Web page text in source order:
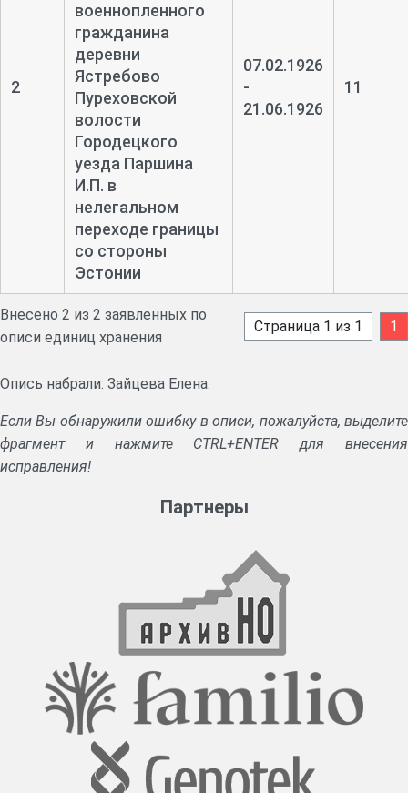
2
военнопленного
гражданина
деревни
Ястребово
Пуреховской
волости
Городецкого
уезда Паршина
И.П. в
нелегальном
переходе границы
со стороны
Эстонии
07.02.1926
-
21.06.1926
11
Внесено 2 из 2 заявленных по
описи единиц хранения
Страница 1 из 1 1
Опись набрали: Зайцева Елена.
Если Вы обнаружили ошибку в описи, пожалуйста, выделите
фрагмент и нажмите CTRL+ENTER для внесения
исправления!
Партнеры